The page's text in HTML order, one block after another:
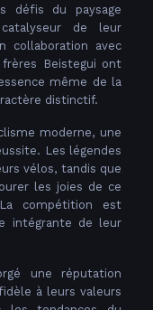
défis du paysage
de leur
collaboration avec
frères Beistegui ont
même de la
distinctif.
moderne, une
Les légendes
vélos, tandis que
les joies de ce
compétition est
intégrante de leur
une réputation
à leurs valeurs